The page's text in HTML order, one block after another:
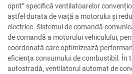
oprit” specifică ventilatoarelor
astfel durata de viață a motorului și
electrice. Sistemul de comandă
de comandă a motorului vehiculului,
coordonată care optimizează
eficiența consumului de combustibil. În
autostradă, ventilatorul automat de